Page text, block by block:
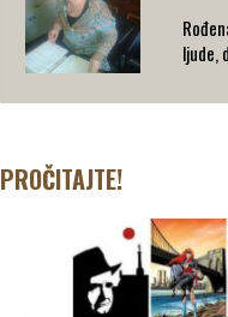
ljude,
PROČITAJTE!